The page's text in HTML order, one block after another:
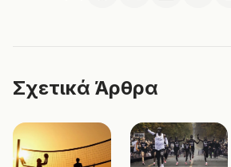
Σχετικά Άρθρα